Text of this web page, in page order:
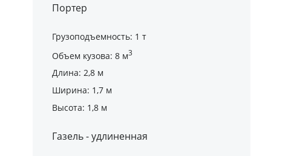
Портер
Грузоподъемность: 1 т
Объем кузова: 8 м3
Длина: 2,8 м
Ширина: 1,7 м
Высота: 1,8 м
Газель - удлиненная